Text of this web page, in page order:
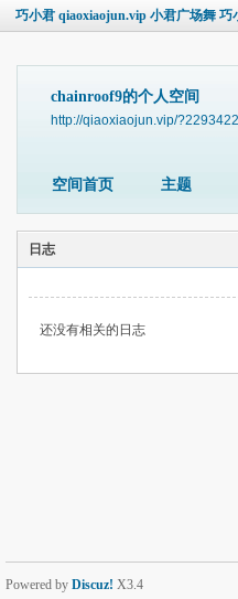
巧小君 qiaoxiaojun.vip 小君广场舞 巧
chainroof9的个人空间
http://qiaoxiaojun.vip/?2293422
空间首页 主题
日志
还没有相关的日志
Powered by Discuz! X3.4